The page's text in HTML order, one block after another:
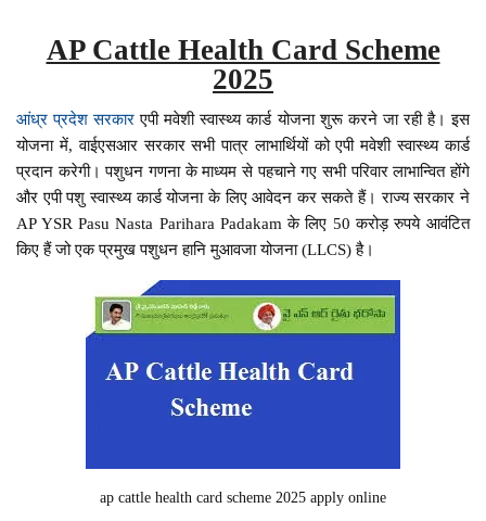
AP Cattle Health Card Scheme
2025
आंध्र प्रदेश सरकार एपी मवेशी स्वास्थ्य कार्ड योजना शुरू करने जा रही है। इस
योजना में, वाईएसआर सरकार सभी पात्र लाभार्थियों को एपी मवेशी स्वास्थ्य कार्ड
प्रदान करेगी। पशुधन गणना के माध्यम से पहचाने गए सभी परिवार लाभान्वित होंगे
और एपी पशु स्वास्थ्य कार्ड योजना के लिए आवेदन कर सकते हैं। राज्य सरकार ने
AP YSR Pasu Nasta Parihara Padakam के लिए 50 करोड़ रुपये आवंटित
किए हैं जो एक प्रमुख पशुधन हानि मुआवजा योजना (LLCS) है।
ap cattle health card scheme 2025 apply online